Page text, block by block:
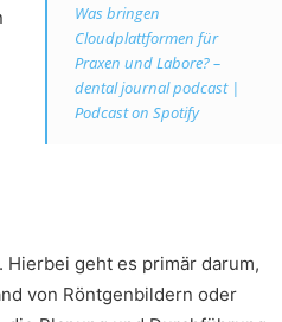
Was bringen
Cloudplattformen für
Praxen und Labore? –
dental journal podcast |
Podcast on Spotify
geht es primär darum,
von Röntgenbildern oder